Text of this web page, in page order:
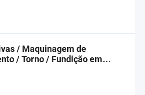
/ Maquinagem de
/ Torno / Fundição em